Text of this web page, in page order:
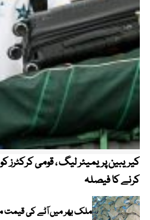
کرنے کا فیصلہ
ملک بھر میں آٹے کی قیمت